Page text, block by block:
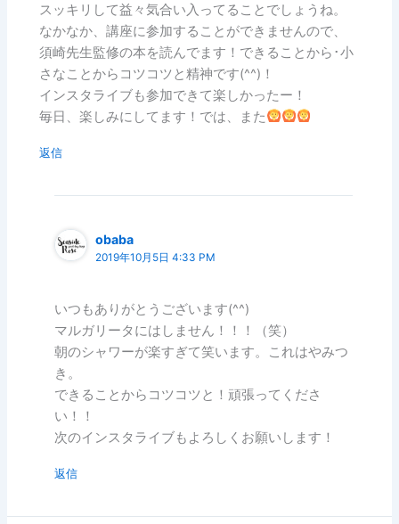
スッキリして益々気合い入ってることでしょうね。
なかなか、講座に参加することができませんので、
須崎先生監修の本を読んでます！できることから･小
さなことからコツコツと精神です(^^)！
インスタライブも参加できて楽しかったー！
毎日、楽しみにしてます！では、また
返信
obaba
2019年10月5日 4:33 PM
いつもありがとうございます(^^)
マルガリータにはしません！！！（笑）
朝のシャワーが楽すぎて笑います。これはやみつ
き。
できることからコツコツと！頑張ってくださ
い！！
次のインスタライブもよろしくお願いします！
返信